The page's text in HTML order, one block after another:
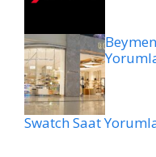
Swatch Saat